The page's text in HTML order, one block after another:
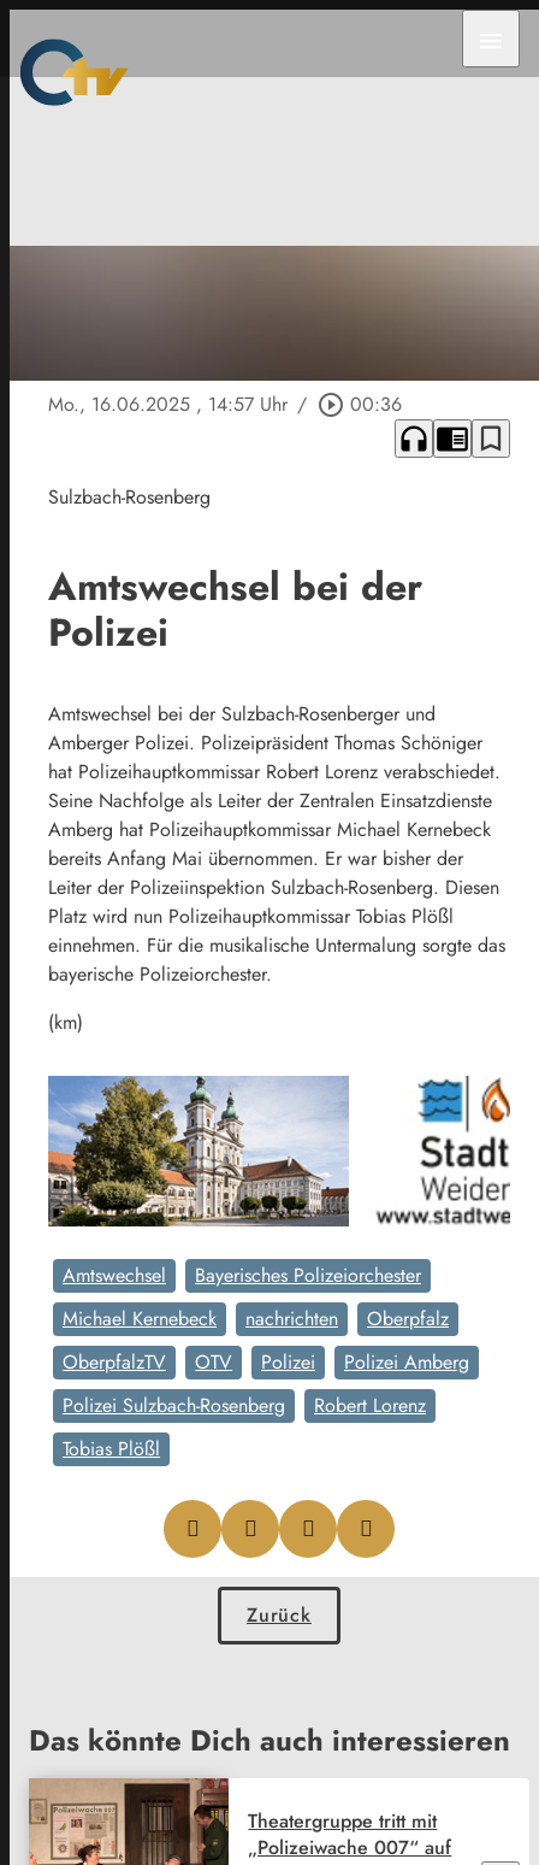
Mo., 16.06.2025 , 14:57 Uhr / play_circle_outline 00:36
headphones chrome_reader_mode bookmark_border
Sulzbach-Rosenberg
Amtswechsel bei der
Polizei
Amtswechsel bei der Sulzbach-Rosenberger und
Amberger Polizei. Polizeipräsident Thomas Schöniger
hat Polizeihauptkommissar Robert Lorenz verabschiedet.
Seine Nachfolge als Leiter der Zentralen Einsatzdienste
Amberg hat Polizeihauptkommissar Michael Kernebeck
bereits Anfang Mai übernommen. Er war bisher der
Leiter der Polizeiinspektion Sulzbach-Rosenberg. Diesen
Platz wird nun Polizeihauptkommissar Tobias Plößl
einnehmen. Für die musikalische Untermalung sorgte das
bayerische Polizeiorchester.
(km)
Amtswechsel
Bayerisches Polizeiorchester
Michael Kernebeck
nachrichten
Oberpfalz
OberpfalzTV
OTV Polizei
Polizei Amberg
Polizei Sulzbach-Rosenberg
Robert Lorenz
Tobias Plößl
Zurück
Das könnte Dich auch interessieren
Theatergruppe tritt mit
„Polizeiwache 007“ auf